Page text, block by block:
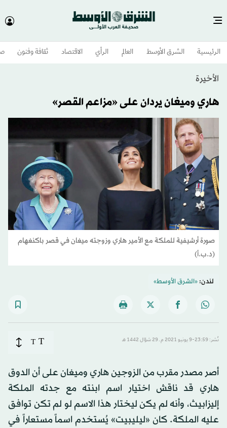
الرئيسية الشرق الأوسط​ العالم الرأي الاقتصاد ثقافة وفنون
الأخيرة
هاري وميغان يردان على «مزاعم القصر»
صورة أرشيفية للملكة مع الأمير هاري وزوجته ميغان في قصر باكنغهام
(د.ب.أ)
لندن:«الشرق الأوسط»
نُشر: 23:59-9 يونيو 2021 م ـ 29 شوّال 1442 هـ T
T
أصر مصدر مقرب من الزوجين هاري وميغان على أن الدوق
هاري قد ناقش اختيار اسم ابنته مع جدته الملكة
إليزابيث، وأنه لم يكن ليختار هذا الاسم لو لم تكن توافق
عليه الملكة. كان «ليليبيت» يُستخدم اسماً مستعاراً في